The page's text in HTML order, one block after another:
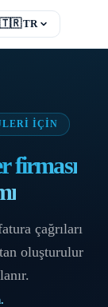
🇹🇷TR
IÇIN
firması
çağrıları
oluşturulur